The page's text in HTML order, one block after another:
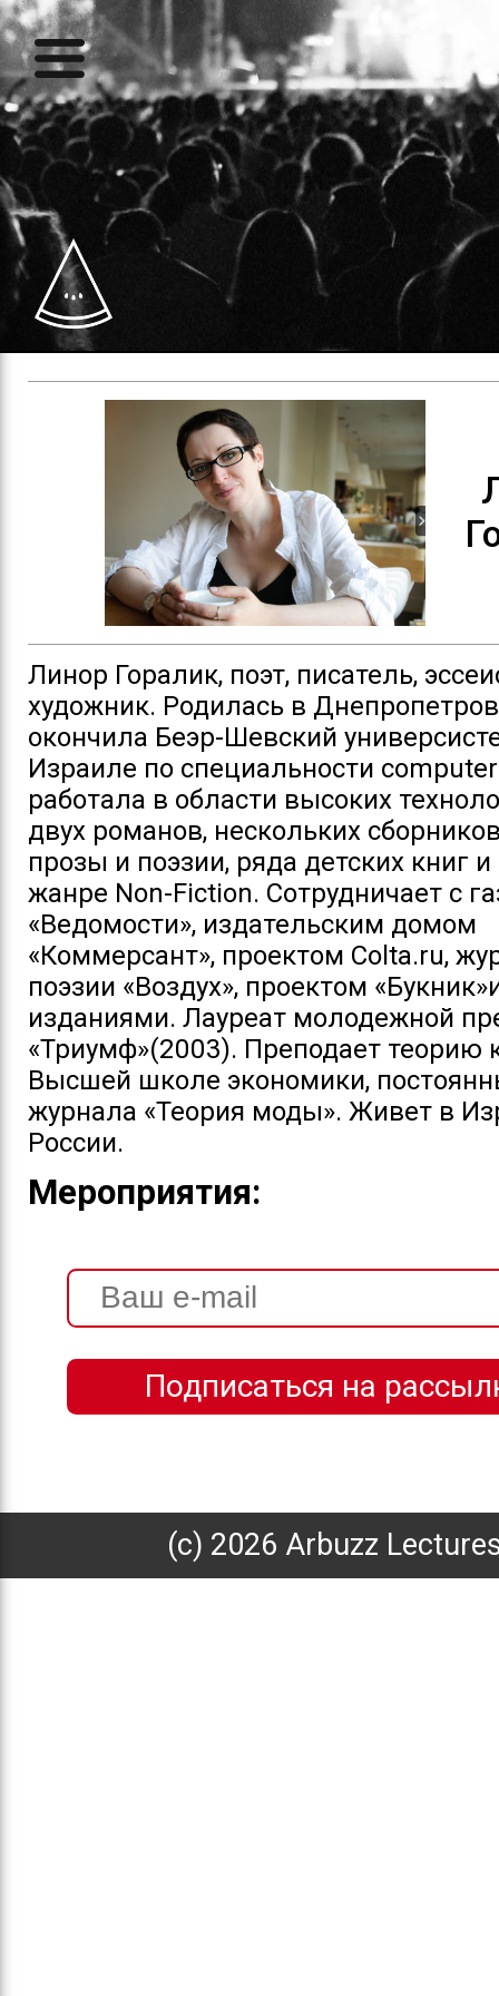
Линор Горалик, поэт, писатель,
художник. Родилась в
окончила Беэр-Шевский
Израиле по специальности
работала в области высоких
двух романов, нескольких
прозы и поэзии, ряда детских книг и
жанре Non-Fiction. Сотрудничает с
«Ведомости», издательским домом
«Коммерсант», проектом Colta.ru,
поэзии «Воздух», проектом
изданиями. Лауреат молодежной
«Триумф»(2003). Преподает теорию
Высшей школе экономики,
журнала «Теория моды». Живет в
России.
Мероприятия:
(с) 2026 Arbuzz